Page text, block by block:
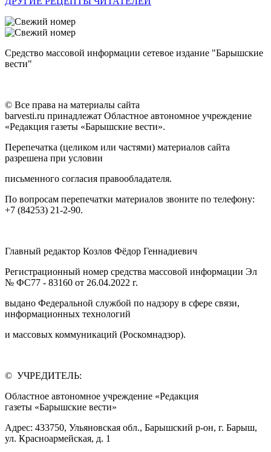
Средство массовой информации сетевое издание "Барышские
вести"
© Все права на материалы сайта
barvesti.ru принадлежат Областное автономное учреждение
«Редакция газеты «Барышские вести».
Перепечатка (целиком или частями) материалов сайта
разрешена при условии
письменного согласия правообладателя.
По вопросам перепечатки материалов звоните по телефону:
+7 (84253) 21-2-90.
Главный редактор Козлов Фёдор Геннадиевич
Регистрационный номер средства массовой информации Эл
№ ФС77 - 83160 от 26.04.2022 г.
выдано Федеральной службой по надзору в сфере связи,
информационных технологий
и массовых коммуникаций (Роскомнадзор).
© УЧРЕДИТЕЛЬ:
Областное автономное учреждение «Редакция
газеты «Барышские вести»
Адрес: 433750, Ульяновская обл., Барышский р-он, г. Барыш,
ул. Красноармейская, д. 1